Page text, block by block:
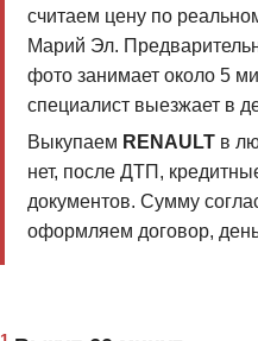
считаем цену по
Марий Эл.
фото занимает около 5
специалист выезжает в
Выкупаем RENAULTв
нет, после ДТП,
документов. Сумму
оформляем договор,